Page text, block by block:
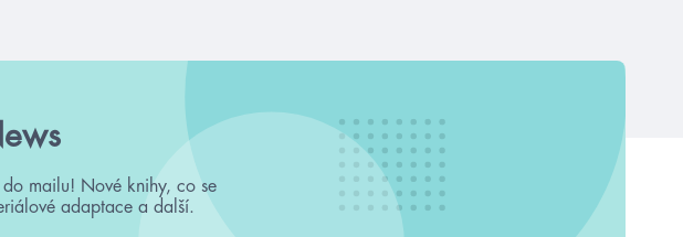
mailu! Nové knihy, co se
adaptace a další.